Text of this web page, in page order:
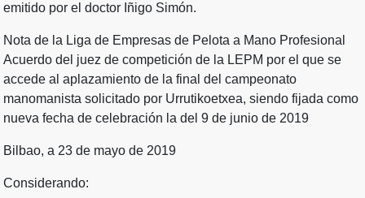
emitido por el doctor Iñigo Simón.
Nota de la Liga de Empresas de Pelota a Mano Profesional
Acuerdo del juez de competición de la LEPM por el que se
accede al aplazamiento de la final del campeonato
manomanista solicitado por Urrutikoetxea, siendo fijada como
nueva fecha de celebración la del 9 de junio de 2019
Bilbao, a 23 de mayo de 2019
Considerando: